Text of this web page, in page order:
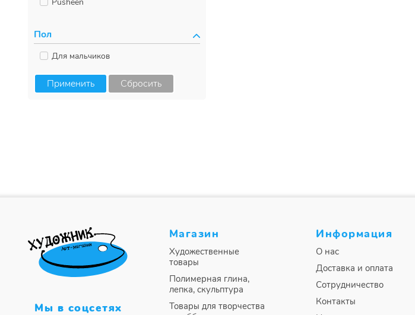
Pusheen
Пол
Для мальчиков
Применить Сбросить
Мы в соцсетях
Магазин
Художественные
товары
Полимерная глина,
лепка, скульптура
Товары для творчества
Информация
О нас
Доставка и оплата
Сотрудничество
Контакты